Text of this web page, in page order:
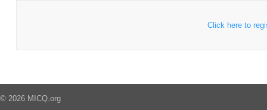
Click here to
© 2026 MICQ.org